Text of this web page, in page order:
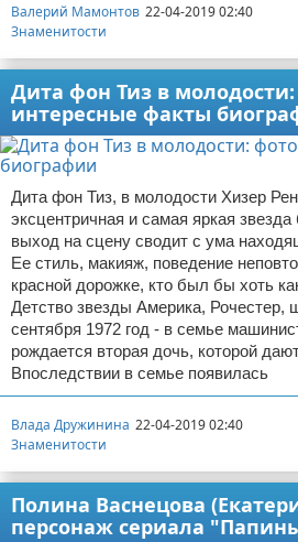
Валерий Мамонтов 22-04-2019 02:40
Знаменитости
Дита фон Тиз в
интересные факты
Дита фон Тиз, в молодости Хизер
эксцентричная и самая яркая
выход на сцену сводит с ума
Ее стиль, макияж, поведение
красной дорожке, кто был бы хоть
Детство звезды Америка, Рочестер,
сентября 1972 год - в семье
рождается вторая дочь, которой
Впоследствии в семье появилась
Влада Дружинина 22-04-2019 02:40
Знаменитости
Полина Васнецова
персонаж сериала